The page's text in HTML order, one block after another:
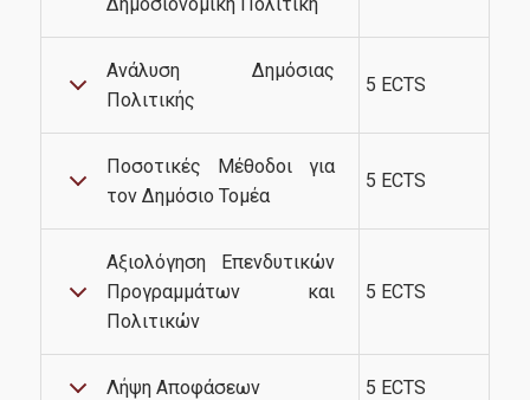
Requirements
Application Process
Career
Life in Athens
Ανάλυση Δημόσιας
Πολιτικής
5 ECTS
Ποσοτικές Μέθοδοι για
τον Δημόσιο Τομέα
5 ECTS
Αξιολόγηση Επενδυτικών
Προγραμμάτων και
Πολιτικών
5 ECTS
Λήψη Αποφάσεων 5 ECTS